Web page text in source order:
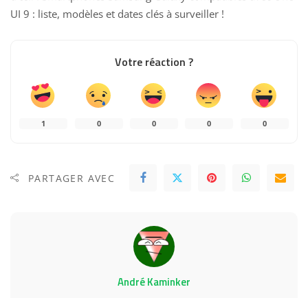
UI 9 : liste, modèles et dates clés à surveiller !
Votre réaction ?
1 0 0 0 0
PARTAGER AVEC
André Kaminker